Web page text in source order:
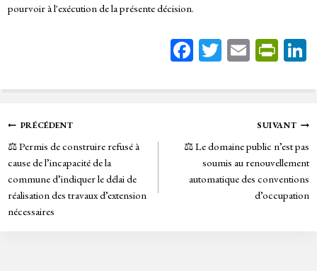
pourvoir à l'exécution de la présente décision.
Fa
bo
T
tt
E
ail
Pr
tF
rie
n
dl
y
Navigation
de
l’article
PRÉCÉDENT
⚖️ Permis de construire refusé à
cause de l’incapacité de la
commune d’indiquer le délai de
réalisation des travaux d’extension
nécessaires
SUIVANT
⚖️ Le domaine public n’est pas
soumis au renouvellement
automatique des conventions
d’occupation